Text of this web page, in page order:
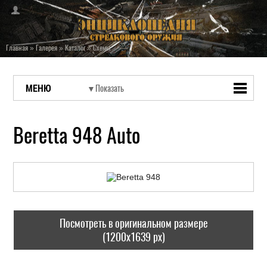
Главная»Галерея»Каталог»Схемы
МЕНЮ
Beretta 948 Auto
Посмотреть в оригинальном размере
(1200x1639 px)